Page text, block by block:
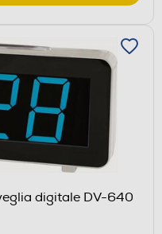
digitale DV-640